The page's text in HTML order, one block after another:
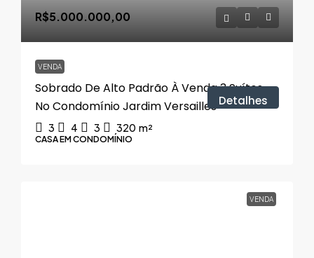
R$5.000.000,00
VENDA
Sobrado De Alto Padrão À Venda 3 Suítes
No Condomínio Jardim Versailles
3 4 3 320 m²
CASA EM CONDOMÍNIO
Detalhes
VENDA